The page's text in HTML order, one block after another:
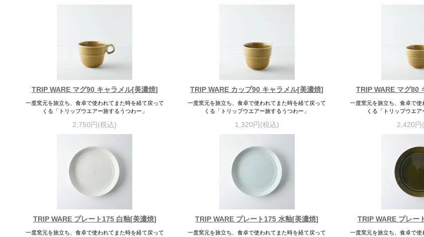
TRIP WARE マグ90 キャラメル[美濃焼]
一度窯元を旅立ち、食卓で使われてまた時を経て戻って
くる「トリップウエアー旅するうつわー」
2,750円(税込)
TRIP WARE カップ90 キャラメル[美濃焼]
一度窯元を旅立ち、食卓で使われてまた時を経て戻って
くる「トリップウエアー旅するうつわー」
1,320円(税込)
TRIP WARE マグ80
一度窯元を旅立ち、食卓で
くる「トリップウエア
2,420円
TRIP WARE プレート175 白釉[美濃焼]
一度窯元を旅立ち、食卓で使われてまた時を経て戻って
TRIP WARE プレート175 水釉[美濃焼]
一度窯元を旅立ち、食卓で使われてまた時を経て戻って
TRIP WARE プレー
一度窯元を旅立ち、食卓で